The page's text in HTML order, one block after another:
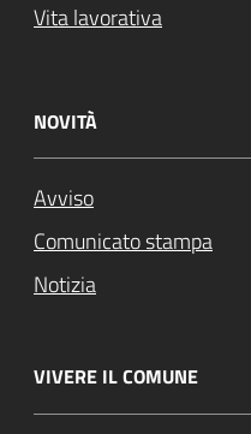
Vita lavorativa
NOVITÀ
Avviso
Comunicato stampa
Notizia
VIVERE IL COMUNE